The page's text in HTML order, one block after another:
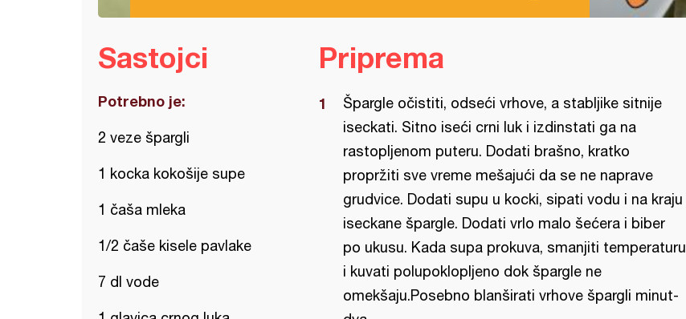
Sastojci
Potrebno je:
2 veze špargli
1 kocka kokošije supe
1 čaša mleka
1/2 čaše kisele pavlake
7 dl vode
Priprema
Špargle očistiti, odseći vrhove, a stabljike sitnije
iseckati. Sitno iseći crni luk i izdinstati ga na
rastopljenom puteru. Dodati brašno, kratko
propržiti sve vreme mešajući da se ne naprave
grudvice. Dodati supu u kocki, sipati vodu i na kraju
iseckane špargle. Dodati vrlo malo šećera i biber
po ukusu. Kada supa prokuva, smanjiti temperaturu
i kuvati polupoklopljeno dok špargle ne
omekšaju.Posebno blanširati vrhove špargli minut-